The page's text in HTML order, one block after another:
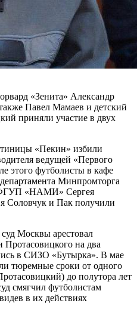
«Зенита» Александр
Павел Мамаев и детский
приняли участие в двух
«Пекин» избили
ведущей «Первого
этого футболисты в кафе
Минпромторга
ФГУП «НАМИ» Сергея
Соловчук и Пак получили
суд Москвы арестовал
на два
в СИЗО «Бутырка». В мае
тюремные сроки от одного
до полутора лет
смягчил футболистам
в их действиях